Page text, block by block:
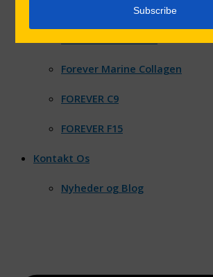
Forever Marine Collagen
FOREVER C9
FOREVER F15
Kontakt Os
Nyheder og Blog